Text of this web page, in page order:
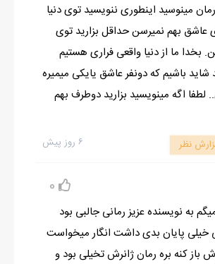
رو در آوردم. خواستم بزنم تو کله شون که
از همه دوست های خودم و اون پسرهای
بهشون زل زدم، فاطی به پاهام اشاره کرد،
و انگشت بزرگه ام زده بود بیرون، اوف خدا جلو
شدم. ولش باو خودم سلامت! به دخترها تیزنگاه
درست نیست بگم، یاد می گیرین بدبخت می
خواهی کردنن و با لحن ناراحتی گفتن:
نتونستیم جلو خودمونو بگیریم
جلو خنده شون رو گرفتن، چون عین گوجه سرخ
مینوسید اینطوری ننویسید توی دنیا
عاشق بهم نمیرسن حداقل بزارید توی
بخدا ما از دنیا واقعی فراری هستیم
شاید باشیم که دونفر عاشق یایکی میمیره
لطفا اگه مینویسید بزارید دوطرف بهم
۶ روز پیش نظر
0
به نویسنده عزیز رمانی جالبی بود
پایان بدی داشت انگار میخواست
باز کنه بره رمان ژانرش تخیلی بود و